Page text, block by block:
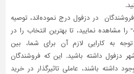
در دزفول درج نموده‌اند، توصیه
مشاهده نمایید، تا بهترین انتخاب را در
به کارایی لازم آن برای شما، بین
دزفول داشته باشید. این که فروشندگان
داشته باشند، عاملی تاثیر‌گذار در خرید